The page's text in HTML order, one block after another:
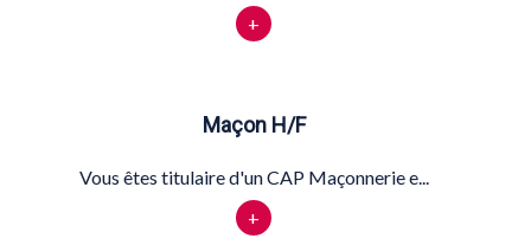
+
Maçon H/F
Vous êtes titulaire d'un CAP Maçonnerie e...
+